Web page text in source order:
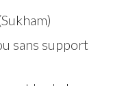
sans support